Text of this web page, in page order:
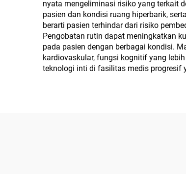
nyata mengeliminasi risiko yang terkait
pasien dan kondisi ruang hiperbarik,
berarti pasien terhindar dari risiko
Pengobatan rutin dapat meningkatkan
pada pasien dengan berbagai kondisi.
kardiovaskular, fungsi kognitif yang
teknologi inti di fasilitas medis progresif